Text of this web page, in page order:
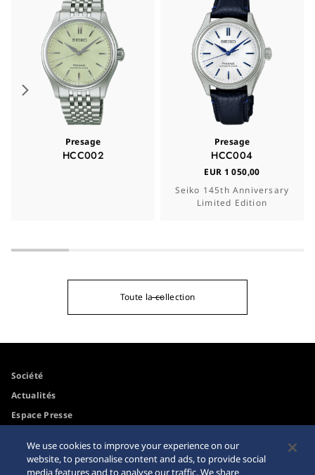
Presage
HCC002
Presage
HCC004
EUR 1 050,00
Seiko 145th Anniversary
Limited Edition
Toute la collection
Société
Actualités
Espace Presse
Accessibilité
Mise en garde achats en
ligne
We use cookies to improve your experience on our
website, to personalise content and ads, to provide social
media features and to analyse our traffic. We share